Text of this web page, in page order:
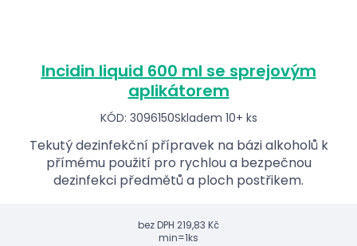
Incidin liquid 600 ml se sprejovým
aplikátorem
KÓD: 3096150Skladem 10+ ks
Tekutý dezinfekční přípravek na bázi alkoholů k
přímému použití pro rychlou a bezpečnou
dezinfekci předmětů a ploch postřikem.
bez DPH 219,83 Kč
min=1ks